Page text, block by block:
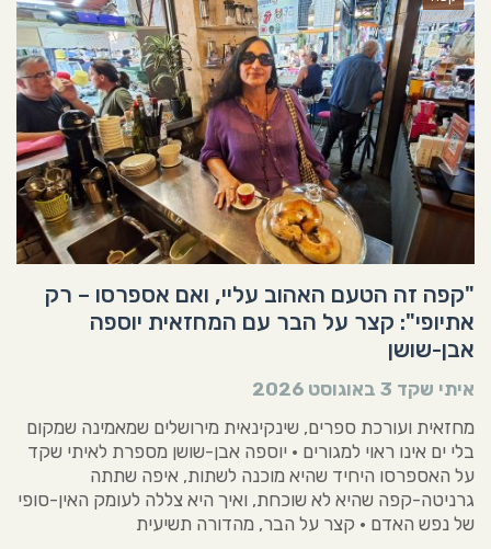
"קפה זה הטעם האהוב עליי, ואם אספרסו – רק
אתיופי": קצר על הבר עם המחזאית יוספה
אבן-שושן
איתי שקד 3 באוגוסט 2026
מחזאית ועורכת ספרים, שינקינאית מירושלים שמאמינה שמקום
בלי ים אינו ראוי למגורים • יוספה אבן-שושן מספרת לאיתי שקד
על האספרסו היחיד שהיא מוכנה לשתות, איפה שתתה
גרניטה-קפה שהיא לא שוכחת, ואיך היא צללה לעומק האין-סופי
של נפש האדם • קצר על הבר, מהדורה תשיעית